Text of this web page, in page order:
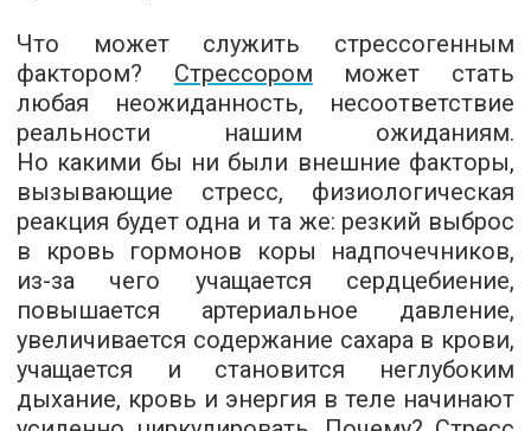
Что может служить стрессогенным
фактором? Стрессором может стать
любая неожиданность, несоответствие
реальности нашим ожиданиям.
Но какими бы ни были внешние факторы,
вызывающие стресс, физиологическая
реакция будет одна и та же: резкий выброс
в кровь гормонов коры надпочечников,
из-за чего учащается сердцебиение,
повышается артериальное давление,
увеличивается содержание сахара в крови,
учащается и становится неглубоким
дыхание, кровь и энергия в теле начинают